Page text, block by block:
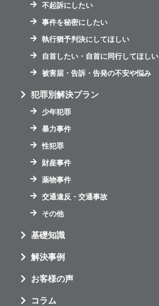
不起訴にしたい
事件を秘密にしたい
執行猶予判決にしてほしい
自首したい・自首に同行してほしい
被害届・告訴・告発の不安や悩み
犯罪別解決プラン
少年犯罪
暴力事件
性犯罪
財産事件
薬物事件
交通違反・交通事故
その他
基礎知識
解決事例
お客様の声
コラム